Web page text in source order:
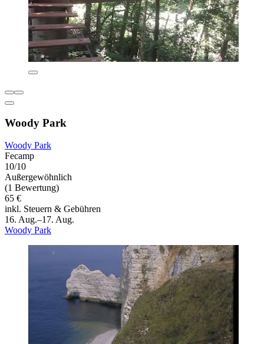
Woody Park
Woody Park
Fecamp
10/10
Außergewöhnlich
(1 Bewertung)
65 €
inkl. Steuern & Gebühren
16. Aug.–17. Aug.
Woody Park